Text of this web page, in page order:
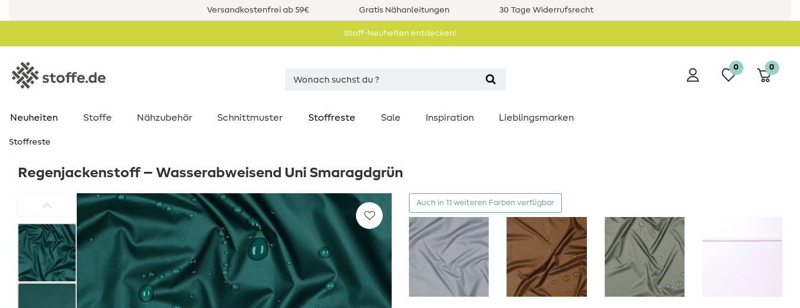
Versandkostenfrei ab 59€ Gratis Nähanleitungen 30 Tage Widerrufsrecht
Stoff-Neuheiten entdecken!
0 0
Neuheiten Stoffe Nähzubehör Schnittmuster Stoffreste Sale Inspiration Lieblingsmarken
Stoffreste
Regenjackenstoff – Wasserabweisend Uni Smaragdgrün
Auch in 11 weiteren Farben verfügbar